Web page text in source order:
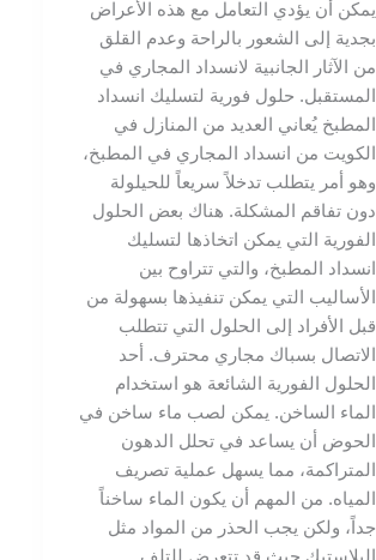
يمكن أن يؤدي التعامل مع هذه الأعراض
بجدية إلى الشعور بالراحة وعدم القلق
من الآثار الجانبية لانسداد المجاري في
المستقبل. حلول فورية لتسليك انسداد
المطبخ يُعاني العديد من المنازل في
الكويت من انسداد المجاري في المطبخ،
وهو أمر يتطلب تدخلاً سريعاً للحيلولة
دون تفاقم المشكلة. هناك بعض الحلول
الفورية التي يمكن اتخاذها لتسليك
انسداد المطبخ، والتي تتراوح بين
الأساليب التي يمكن تنفيذها بسهولة من
قبل الأفراد إلى الحلول التي تتطلب
الاتصال بسباك مجاري محترف. أحد
الحلول الفورية الشائعة هو استخدام
الماء الساخن. يمكن لصب ماء ساخن في
الحوض أن يساعد في تحلل الدهون
المتراكمة، مما يسهل عملية تصريف
المياه. من المهم أن يكون الماء ساخناً
جداً، ولكن يجب الحذر من المواد مثل